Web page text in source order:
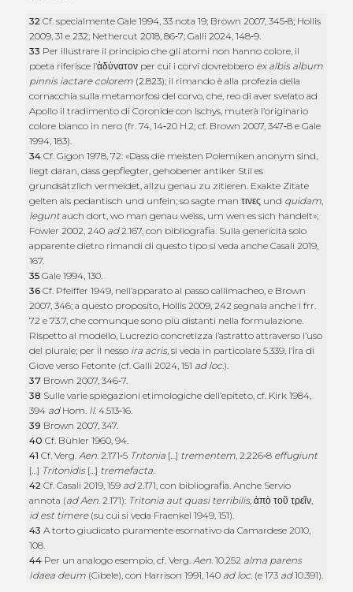
32Cf. specialmente Gale 1994, 33 nota 19; Brown 2007, 345‑8; Hollis
2009, 31 e 232; Nethercut 2018, 86‑7; Galli 2024, 148‑9.
33 Per illustrare il principio che gli atomi non hanno colore, il
poeta riferisce l’ἀδύνατον per cui i corvi dovrebbero ex albis album
pinnis iactare colorem (2.823); il rimando è alla profezia della
cornacchia sulla metamorfosi del corvo, che, reo di aver svelato ad
Apollo il tradimento di Coronide con Ischys, muterà l’originario
colore bianco in nero (fr. 74, 14‑20 H.2; cf. Brown 2007, 347‑8 e Gale
1994, 183).
34Cf. Gigon 1978, 72: «Dass die meisten Polemiken anonym sind,
liegt daran, dass gepflegter, gehobener antiker Stil es
grundsätzlich vermeidet, allzu genau zu zitieren. Exakte Zitate
gelten als pedantisch und unfein; so sagte manτινες und quidam
leguntauch dort, wo man genau weiss, um wen es sich handelt»;
Fowler 2002, 240 ad2.167, con bibliografia. Sulla genericità solo
apparente dietro rimandi di questo tipo si veda anche Casali 2019,
167.
35Gale 1994, 130.
36Cf. Pfeiffer 1949, nell’apparato al passo callimacheo, e Brown
2007, 346; a questo proposito, Hollis 2009, 242 segnala anche i frr.
72 e 73.7, che comunque sono più distanti nella formulazione.
Rispetto al modello, Lucrezio concretizza l’astratto attraverso l’uso
del plurale; per il nesso ira acris, si veda in particolare 5.339, l’ira di
Giove verso Fetonte (cf. Galli 2024, 151 ad loc.).
37 Brown 2007, 346‑7.
38 Sulle varie spiegazioni etimologiche dell’epiteto, cf. Kirk 1984,
394 adHom. Il. 4.513‑16.
39 Brown 2007, 347.
40Cf. Bühler 1960, 94.
41Cf. Verg. Aen . 2.171‑5 Tritonia […] trementem , 2.226‑8 effugiunt
[…] Tritonidis […] tremefacta
42Cf. Casali 2019, 159 ad2.171, con bibliografia. Anche Servio
annota (ad Aen . 2.171): Tritonia aut quasi terribilis, ἀπὸ τοῦ τρεῖν
id est timere (su cui si veda Fraenkel 1949, 151).
43A torto giudicato puramente esornativo da Camardese 2010,
108.
44 Per un analogo esempio, cf. Verg. Aen . 10.252 alma parens
Idaea deum (Cibele), con Harrison 1991, 140 ad loc. (e 173 ad10.391).